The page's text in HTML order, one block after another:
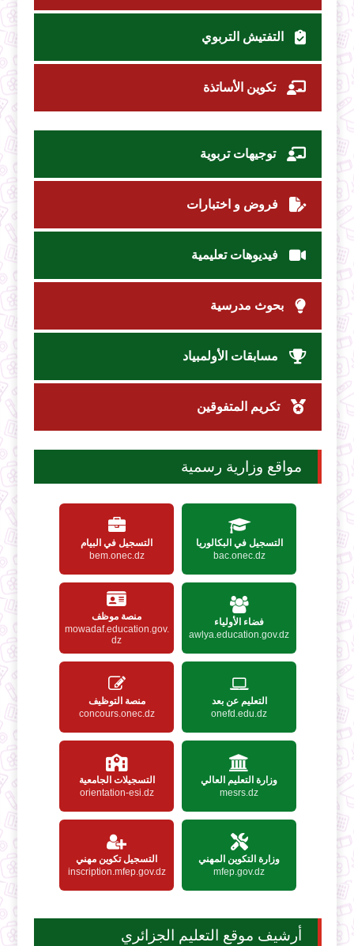
التفتيش التربوي
تكوين الأساتذة
توجيهات تربوية
فروض و اختبارات
فيديوهات تعليمية
بحوث مدرسية
مسابقات الأولمبياد
تكريم المتفوقين
مواقع وزارية رسمية
التسجيل في البكالوريا
bac.onec.dz
التسجيل في البيام
bem.onec.dz
فضاء الأولياء
awlya.education.gov.dz
منصة موظف
mowadaf.education.gov.
dz
التعليم عن بعد
onefd.edu.dz
منصة التوظيف
concours.onec.dz
وزارة التعليم العالي
mesrs.dz
التسجيلات الجامعية
orientation-esi.dz
وزارة التكوين المهني
mfep.gov.dz
التسجيل تكوين مهني
inscription.mfep.gov.dz
أرشيف موقع التعليم الجزائري